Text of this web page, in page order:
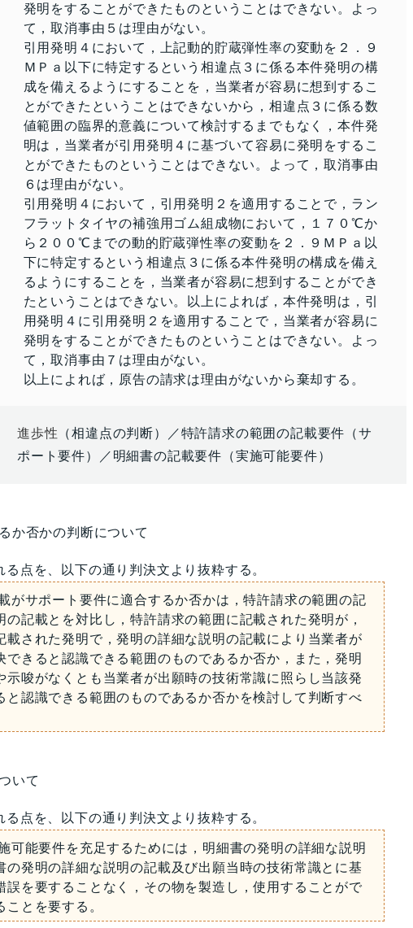
発明をすることができたものということはできない。よっ
て，取消事由５は理由がない。
引用発明４において，上記動的貯蔵弾性率の変動を２．９
ＭＰａ以下に特定するという相違点３に係る本件発明の構
成を備えるようにすることを，当業者が容易に想到するこ
とができたということはできないから，相違点３に係る数
値範囲の臨界的意義について検討するまでもなく，本件発
明は，当業者が引用発明４に基づいて容易に発明をするこ
とができたものということはできない。よって，取消事由
６は理由がない。
引用発明４において，引用発明２を適用することで，ラン
フラットタイヤの補強用ゴム組成物において，１７０℃か
ら２００℃までの動的貯蔵弾性率の変動を２．９ＭＰａ以
下に特定するという相違点３に係る本件発明の構成を備え
るようにすることを，当業者が容易に想到することができ
たということはできない。以上によれば，本件発明は，引
用発明４に引用発明２を適用することで，当業者が容易に
発明をすることができたものということはできない。よっ
て，取消事由７は理由がない。
以上によれば，原告の請求は理由がないから棄却する。
進歩性 （相違点の判断）／特許請求の範囲の記載要件（サ
ポート要件）／明細書の記載要件（実施可能要件）
か否かの判断について
点を、以下の通り判決文より抜粋する。
がサポート要件に適合するか否かは，特許請求の範囲の記
の記載とを対比し，特許請求の範囲に記載された発明が，
載された発明で，発明の詳細な説明の記載により当業者が
できると認識できる範囲のものであるか否か，また，発明
示唆がなくとも当業者が出願時の技術常識に照らし当該発
と認識できる範囲のものであるか否かを検討して判断すべ
いて
点を、以下の通り判決文より抜粋する。
可能要件を充足するためには，明細書の発明の詳細な説明
の発明の詳細な説明の記載及び出願当時の技術常識とに基
誤を要することなく，その物を製造し，使用することがで
とを要する。